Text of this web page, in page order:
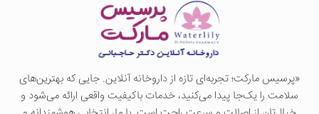
«پرسيس ماركت؛ تجربه‌ای تازه از داروخانه آنلاین. جایی که بهترین‌های
سلامت را یک‌جا پیدا می‌کنید، خدمات باکیفیت واقعی ارائه می‌شود و